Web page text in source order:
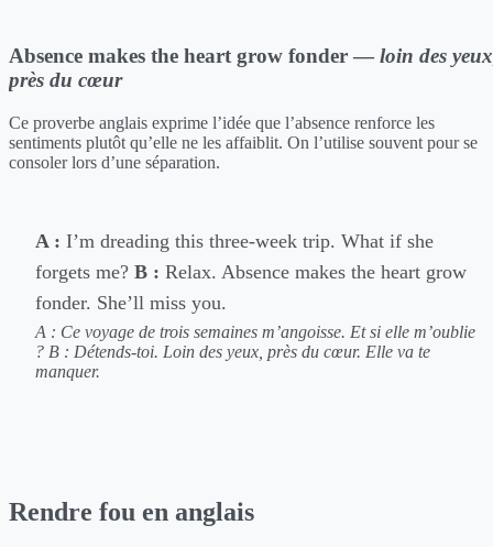
Absence makes the heart grow fonder — loin des
près du cœur
Ce proverbe anglais exprime l’idée que l’absence renforce les
sentiments plutôt qu’elle ne les affaiblit. On l’utilise souvent pour se
consoler lors d’une séparation.
A : I’m dreading this three-week trip. What if she
forgets me? B : Relax. Absence makes the heart grow
fonder. She’ll miss you.
A : Ce voyage de trois semaines m’angoisse. Et si elle m’oublie
? B : Détends-toi. Loin des yeux, près du cœur. Elle va te
manquer.
Rendre fou en anglais